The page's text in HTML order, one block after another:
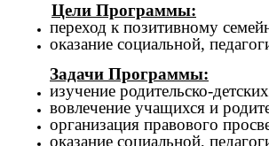
Цели Программы:
переход к позитивному
оказание социальной,
Задачи Программы:
изучение родительско-
вовлечение учащихся и
организация правового
оказание социальной,